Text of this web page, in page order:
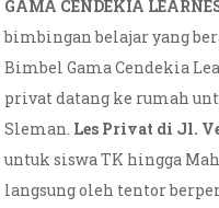
GAMA CENDEKIA
bimbingan belajar yang
Bimbel Gama Cendekia
privat datang ke rumah
Sleman. Les Privat di Jl.
untuk siswa TK hingga
langsung oleh tentor